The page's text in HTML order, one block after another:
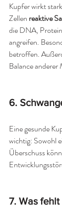
Kupfer wirkt
Zellen reaktive
die DNA,
angreifen.
betroffen.
Balance anderer
6.
Eine gesunde
wichtig: Sowohl
Überschuss
7. Was fehlt